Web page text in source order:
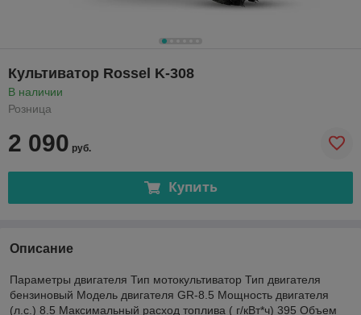
Культиватор Rossel K-308
В наличии
Розница
2 090 руб.
Купить
Описание
Параметры двигателя Тип мотокультиватор Тип двигателя
бензиновый Модель двигателя GR-8.5 Мощность двигателя
(л.с.) 8.5 Максимальный расход топлива ( г/кВт*ч) 395 Объем